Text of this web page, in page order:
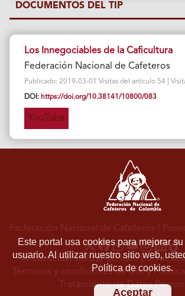
DOCUMENTOS DEL TIP
Los Innegociables de la Caficultura
Federación Nacional de Cafeteros
Publicado: 2019-03-01 Visitas del artículo 54 |
DOI: https://doi.org/10.38141/10800/083
YouTube
Este portal usa cookies para mejorar
usuario. Al utilizar nuestro sitio web,
Política de cookies.
Aceptar
Federación Nacional de Cafeteros |
Al continuar utilizando este portal,
Términos y condiciones de usoy
Tratamiento de Datos